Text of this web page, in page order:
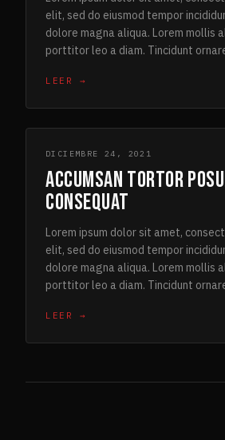
elit, sed do eiusmod tempor
dolore magna aliqua. Lorem mollis
porttitor leo a diam. Tincidunt
LEER →
DICIEMBRE 24, 2021
ACCUMSAN TORTOR
CONSEQUAT
Lorem ipsum dolor sit amet,
elit, sed do eiusmod tempor
dolore magna aliqua. Lorem mollis
porttitor leo a diam. Tincidunt
LEER →